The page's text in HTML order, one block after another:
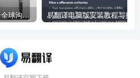
免费悬浮窗翻译器，让全球沟通无障碍！